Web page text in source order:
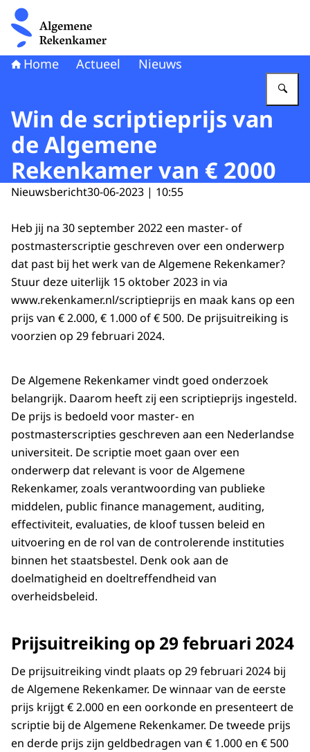
Naar de homepage van Algemene Rekenkamer
Home Actueel Nieuws
Win de scriptieprijs van
de Algemene
Rekenkamer van € 2000
Nieuwsbericht30-06-2023 | 10:55
Heb jij na 30 september 2022 een master- of
postmasterscriptie geschreven over een onderwerp
dat past bij het werk van de Algemene Rekenkamer?
Stuur deze uiterlijk 15 oktober 2023 in via
www.rekenkamer.nl/scriptieprijs en maak kans op een
prijs van € 2.000, € 1.000 of € 500. De prijsuitreiking is
voorzien op 29 februari 2024.
De Algemene Rekenkamer vindt goed onderzoek
belangrijk. Daarom heeft zij een scriptieprijs ingesteld.
De prijs is bedoeld voor master- en
postmasterscripties geschreven aan een Nederlandse
universiteit. De scriptie moet gaan over een
onderwerp dat relevant is voor de Algemene
Rekenkamer, zoals verantwoording van publieke
middelen, public finance management, auditing,
effectiviteit, evaluaties, de kloof tussen beleid en
uitvoering en de rol van de controlerende instituties
binnen het staatsbestel. Denk ook aan de
doelmatigheid en doeltreffendheid van
overheidsbeleid.
Prijsuitreiking op 29 februari 2024
De prijsuitreiking vindt plaats op 29 februari 2024 bij
de Algemene Rekenkamer. De winnaar van de eerste
prijs krijgt € 2.000 en een oorkonde en presenteert de
scriptie bij de Algemene Rekenkamer. De tweede prijs
en derde prijs zijn geldbedragen van € 1.000 en € 500